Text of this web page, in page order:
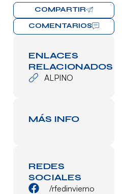
COMPARTIR
COMENTARIOS
ENLACES
RELACIONADOS
ALPINO
MÁS INFO
REDES
SOCIALES
/rfedinvierno